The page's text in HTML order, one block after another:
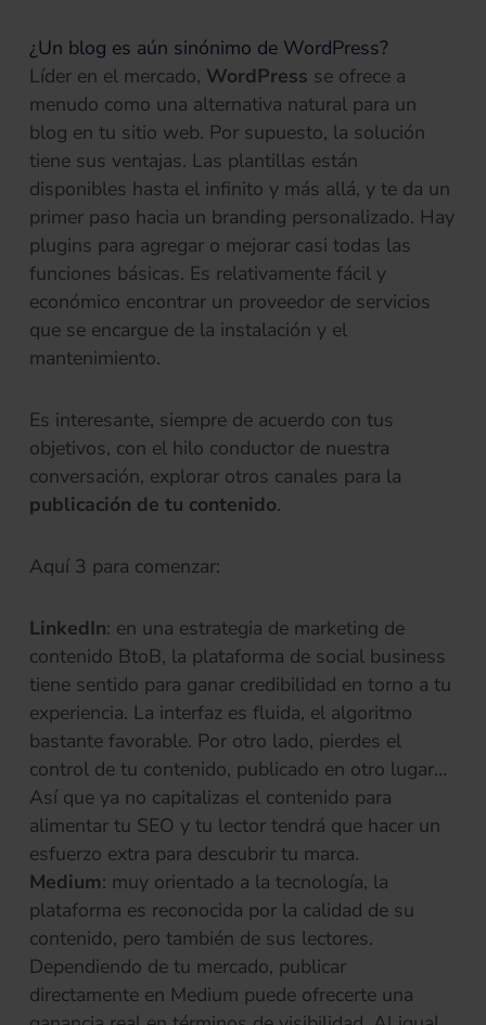
¿Un blog es aún sinónimo de WordPress?
Líder en el mercado, WordPress se ofrece a
menudo como una alternativa natural para un
blog en tu sitio web. Por supuesto, la solución
tiene sus ventajas. Las plantillas están
disponibles hasta el infinito y más allá, y te da un
primer paso hacia un branding personalizado. Hay
plugins para agregar o mejorar casi todas las
funciones básicas. Es relativamente fácil y
económico encontrar un proveedor de servicios
que se encargue de la instalación y el
mantenimiento.
Es interesante, siempre de acuerdo con tus
objetivos, con el hilo conductor de nuestra
conversación, explorar otros canales para la
publicación de tu contenido.
Aquí 3 para comenzar:
LinkedIn: en una estrategia de marketing de
contenido BtoB, la plataforma de social business
tiene sentido para ganar credibilidad en torno a tu
experiencia. La interfaz es fluida, el algoritmo
bastante favorable. Por otro lado, pierdes el
control de tu contenido, publicado en otro lugar…
Así que ya no capitalizas el contenido para
alimentar tu SEO y tu lector tendrá que hacer un
esfuerzo extra para descubrir tu marca.
Medium: muy orientado a la tecnología, la
plataforma es reconocida por la calidad de su
contenido, pero también de sus lectores.
Dependiendo de tu mercado, publicar
directamente en Medium puede ofrecerte una